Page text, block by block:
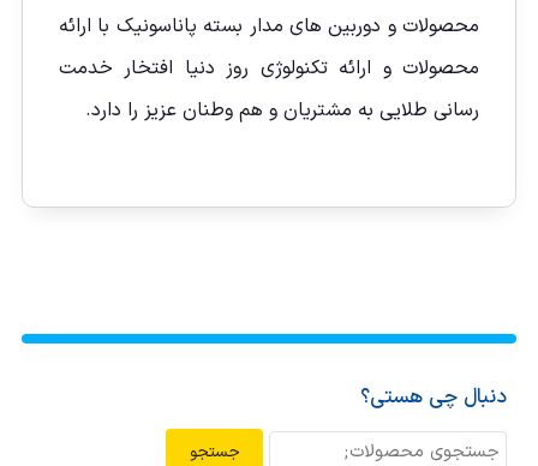
محصولات و دوربین های مدار بسته پاناسونیک با ارائه
محصولات و ارائه تکنولوژی روز دنیا افتخار خدمت
رسانی طلایی به مشتریان و هم وطنان عزیز را دارد.
دنبال چی هستی؟
جستجو